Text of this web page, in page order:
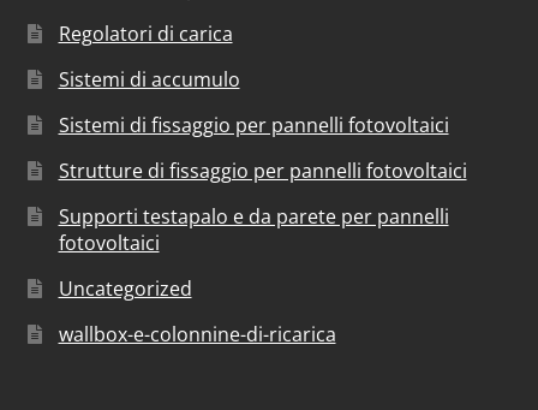
Regolatori di carica
Sistemi di accumulo
Sistemi di fissaggio per pannelli fotovoltaici
Strutture di fissaggio per pannelli fotovoltaici
Supporti testapalo e da parete per pannelli
fotovoltaici
Uncategorized
wallbox-e-colonnine-di-ricarica